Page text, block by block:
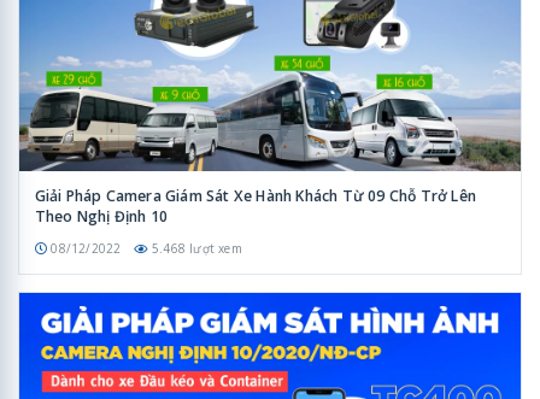
Giải Pháp Camera Giám Sát Xe Hành Khách Từ 09 Chỗ Trở Lên
Theo Nghị Định 10
08/12/2022 5.468 lượt xem